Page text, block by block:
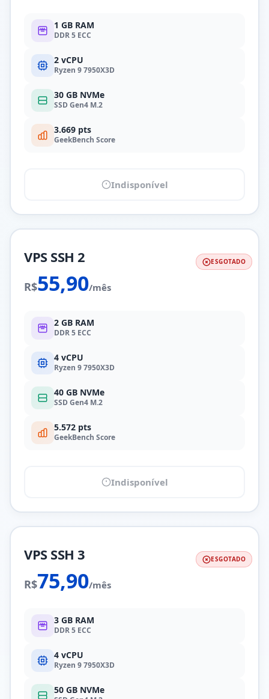
1 GB RAM
DDR 5 ECC
2 vCPU
Ryzen 9 7950X3D
30 GB NVMe
SSD Gen4 M.2
3.669 pts
GeekBench Score
Indisponível
ESGOTADO
VPS SSH 2
R$55,90/mês
2 GB RAM
DDR 5 ECC
4 vCPU
Ryzen 9 7950X3D
40 GB NVMe
SSD Gen4 M.2
5.572 pts
GeekBench Score
Indisponível
ESGOTADO
VPS SSH 3
R$75,90/mês
3 GB RAM
DDR 5 ECC
4 vCPU
Ryzen 9 7950X3D
50 GB NVMe